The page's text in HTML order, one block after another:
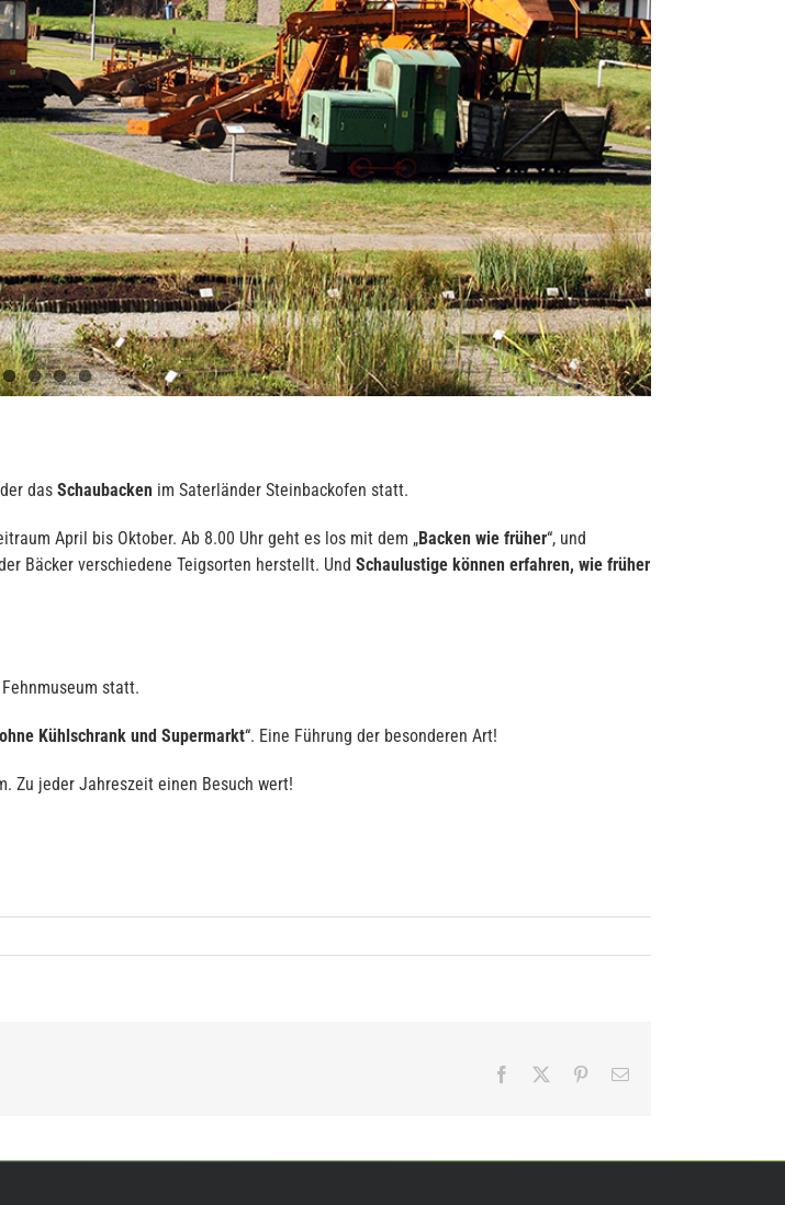
das Schaubacken im Saterländer Steinbackofen statt.
April bis Oktober. Ab 8.00 Uhr geht es los mit dem „Backen wie früher“, und
Bäcker verschiedene Teigsorten herstellt. Und Schaulustige können erfahren, wie früher
statt.
Kühlschrank und Supermarkt“. Eine Führung der besonderen Art!
Zu jeder Jahreszeit einen Besuch wert!
Facebook Pinterest
E-